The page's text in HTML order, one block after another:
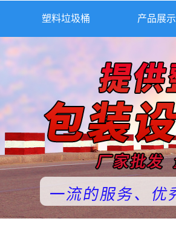
塑料垃圾桶
产品展示
塑料垃圾桶
塑料托盘
铁耳反转套
叠
可堆周转筐
组立零件盒
系列